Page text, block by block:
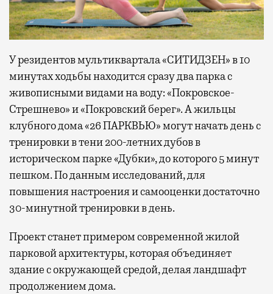
У резидентов мультиквартала «СИТИДЗЕН» в 10
минутах ходьбы находится сразу два парка с
живописными видами на воду: «Покровское-
Стрешнево» и «Покровский берег». А жильцы
клубного дома «26 ПАРКВЬЮ» могут начать день с
тренировки в тени 200-летних дубов в
историческом парке «Дубки», до которого 5 минут
пешком. По данным исследований, для
повышения настроения и самооценки достаточно
30-минутной тренировки в день.
Проект станет примером современной жилой
парковой архитектуры, которая объединяет
здание с окружающей средой, делая ландшафт
продолжением дома.